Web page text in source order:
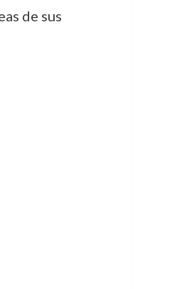
de sus